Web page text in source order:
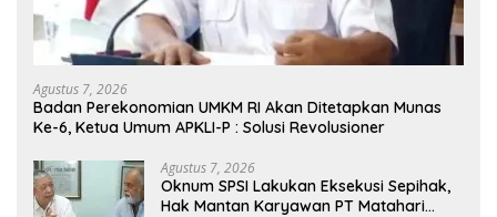
Agustus 7, 2026
Badan Perekonomian UMKM RI Akan Ditetapkan Munas
Ke-6, Ketua Umum APKLI-P : Solusi Revolusioner
Agustus 7, 2026
Oknum SPSI Lakukan Eksekusi Sepihak,
Hak Mantan Karyawan PT Matahari